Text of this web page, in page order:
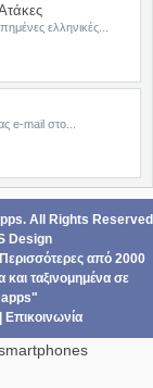
ελληνικές...
e-mail στο...
. All Rights Reserved
Design
από 2000
ταξινομημένα σε
apps"
Επικοινωνία
smartphones